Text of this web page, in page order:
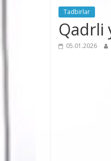
Tadbirlar
Qadrli
05.01.2026